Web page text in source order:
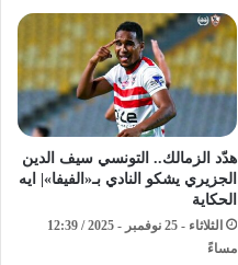
هدّد الزمالك.. التونسي سيف الدين
الجزيري يشكو النادي بـ«الفيفا»| ايه
الحكاية
الثلاثاء - 25 نوفمبر - 2025 / 12:39
مساءً